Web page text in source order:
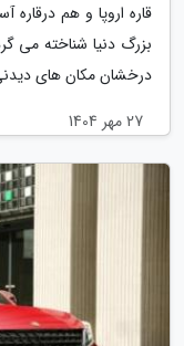
قاره اروپا و هم درقاره
بزرگ دنیا شناخته می
درخشان مکان های
27 مهر 1404